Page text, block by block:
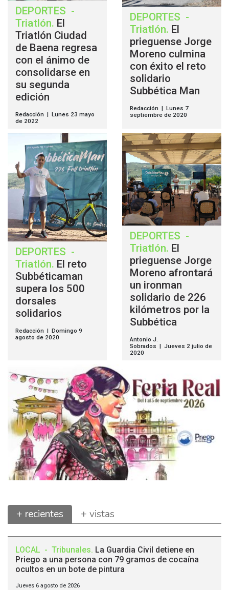
DEPORTES -
Triatlón. El
Triatlón Ciudad
de Baena regresa
con el ánimo de
consolidarse en
su segunda
edición
Redacción | Lunes 23 mayo
de 2022
DEPORTES -
Triatlón. El
prieguense Jorge
Moreno culmina
con éxito el reto
solidario
Subbética Man
Redacción | Lunes 7
septiembre de 2020
DEPORTES -
Triatlón. El reto
Subbéticaman
supera los 500
dorsales
solidarios
Redacción | Domingo 9
agosto de 2020
DEPORTES -
Triatlón. El
prieguense Jorge
Moreno afrontará
un ironman
solidario de 226
kilómetros por la
Subbética
Antonio J.
Sobrados | Jueves 2 julio de
2020
+ recientes + vistas
LOCAL - Tribunales. La Guardia Civil detiene en
Priego a una persona con 79 gramos de cocaína
ocultos en un bote de pintura
Jueves 6 agosto de 2026